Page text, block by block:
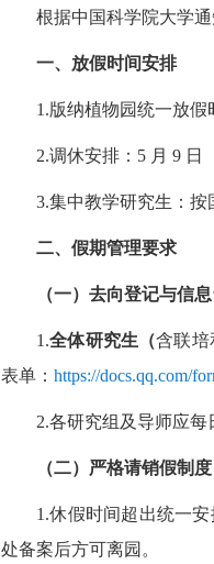
根据中国科学院大学
一、放假时间安排
1.版纳植物园统一放假
2.调休安排：5 月 9 日
3.集中教学研究生：按
二、假期管理要求
（一）去向登记与信
1.全体研究生（含联培
表单： https://docs.qq.com/
2.各研究组及导师应每
（二）严格请销假制度
1.休假时间超出统一
处备案后方可离园。